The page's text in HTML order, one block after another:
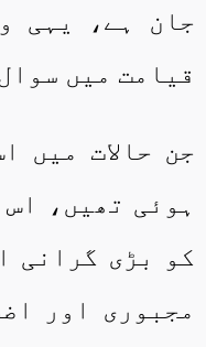
جان ہے، یہی
قیامت میں
جن حالات میں
ہوئی تھیں،
کو بڑی گرانی
مجبوری اور